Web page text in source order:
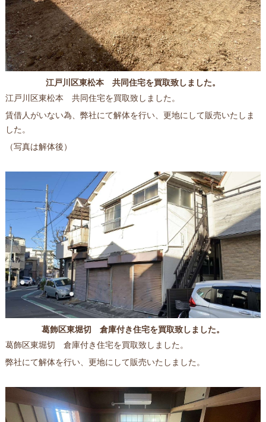
江戸川区東松本 共同住宅を買取致しました。
江戸川区東松本 共同住宅を買取致しました。
賃借人がいない為、弊社にて解体を行い、更地にして販売いたしま
した。
（写真は解体後）
葛飾区東堀切 倉庫付き住宅を買取致しました。
葛飾区東堀切 倉庫付き住宅を買取致しました。
弊社にて解体を行い、更地にして販売いたしました。